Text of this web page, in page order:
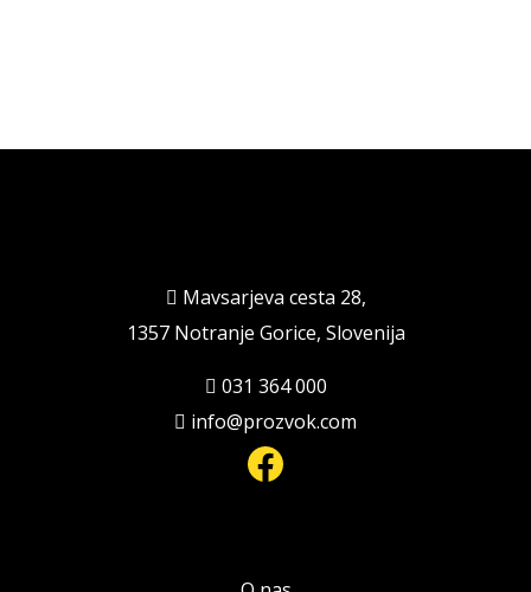
Mavsarjeva cesta 28,
1357 Notranje Gorice, Slovenija
031 364 000
info@prozvok.com
Facebook